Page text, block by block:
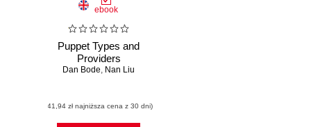
ebook
Puppet Types and
Providers
Dan Bode, Nan Liu
(41,94 zł najniższa cena z 30 dni)